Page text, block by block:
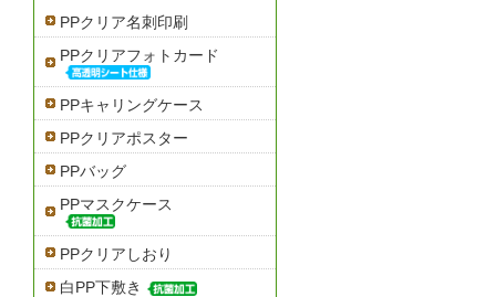
PPクリア名刺印刷
PPクリアフォトカード
PPキャリングケース
PPクリアポスター
PPバッグ
PPマスクケース
PPクリアしおり
白PP下敷き